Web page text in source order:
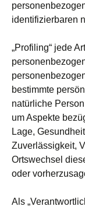
identifizierbaren
„Profiling“ jede
bestimmte
natürliche
um Aspekte
Lage,
Zuverlässigkeit,
Ortswechsel
oder
Als